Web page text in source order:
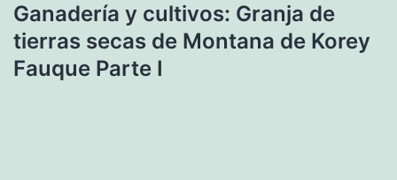
Ganadería y cultivos: Granja de
tierras secas de Montana de Korey
Fauque Parte I